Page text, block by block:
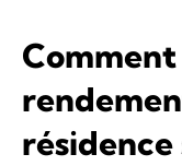
résidence